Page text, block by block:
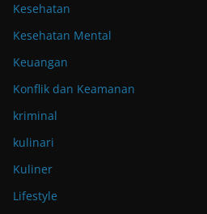
Kesehatan
Kesehatan Mental
Keuangan
Konflik dan Keamanan
kriminal
kulinari
Kuliner
Lifestyle